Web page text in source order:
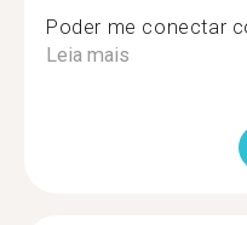
Poder me conectar
Leia mais